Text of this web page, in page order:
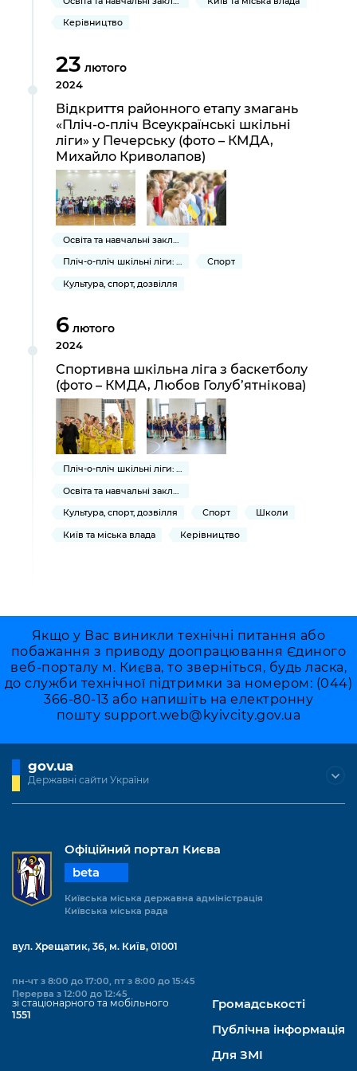
Керівництво
23 лютого
2024
Відкриття районного етапу змагань
«Пліч-о-пліч Всеукраїнські шкільні
ліги» у Печерську (фото – КМДА,
Михайло Криволапов)
Освіта та навчальні заклади
Пліч-о-пліч шкільні ліги: Київ
Спорт
Культура, спорт, дозвілля
6 лютого
2024
Спортивна шкільна ліга з баскетболу
(фото – КМДА, Любов Голуб’ятнікова)
Пліч-о-пліч шкільні ліги: Київ
Освіта та навчальні заклади
Культура, спорт, дозвілля
Спорт
Школи
Київ та міська влада
Керівництво
Якщо у Вас виникли технічні питання або
побажання з приводу доопрацювання Єдиного
веб-порталу м. Києва, то зверніться, будь ласка,
до служби технічної підтримки за номером: (044)
366-80-13 або напишіть на електронну
пошту support.web@kyivcity.gov.ua
gov.ua
Державні сайти України
Офіційний портал Києва
beta
Київська міська державна адміністрація
Київська міська рада
вул. Хрещатик, 36, м. Київ, 01001
пн-чт з 8:00 до 17:00, пт з 8:00 до 15:45
Перерва з 12:00 до 12:45
зі стаціонарного та мобільного
1551
Громадськості
Публічна інформація
Для ЗМІ